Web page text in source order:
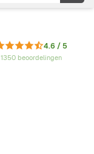
4.6 / 5
1350 beoordelingen